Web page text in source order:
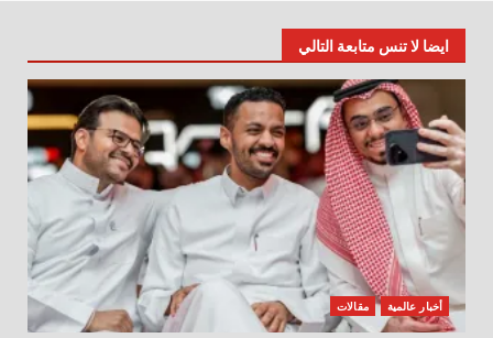
ايضا لا تنس متابعة التالي
أخبار عالمية مقالات